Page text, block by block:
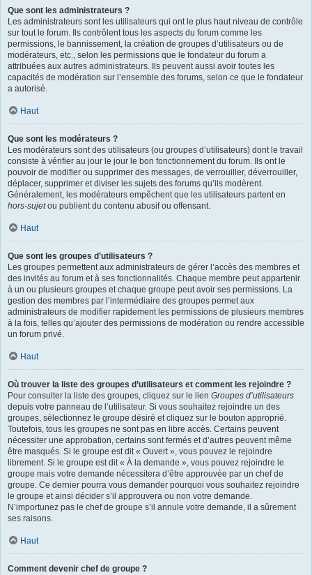
Que sont les administrateurs ?
Les administrateurs sont les utilisateurs qui ont le plus haut niveau de contrôle
sur tout le forum. Ils contrôlent tous les aspects du forum comme les
permissions, le bannissement, la création de groupes d’utilisateurs ou de
modérateurs, etc., selon les permissions que le fondateur du forum a
attribuées aux autres administrateurs. Ils peuvent aussi avoir toutes les
capacités de modération sur l’ensemble des forums, selon ce que le fondateur
a autorisé.
Haut
Que sont les modérateurs ?
Les modérateurs sont des utilisateurs (ou groupes d’utilisateurs) dont le travail
consiste à vérifier au jour le jour le bon fonctionnement du forum. Ils ont le
pouvoir de modifier ou supprimer des messages, de verrouiller, déverrouiller,
déplacer, supprimer et diviser les sujets des forums qu’ils modèrent.
Généralement, les modérateurs empêchent que les utilisateurs partent en
hors-sujetou publient du contenu abusif ou offensant.
Haut
Que sont les groupes d’utilisateurs ?
Les groupes permettent aux administrateurs de gérer l’accès des membres et
des invités au forum et à ses fonctionnalités. Chaque membre peut appartenir
à un ou plusieurs groupes et chaque groupe peut avoir ses permissions. La
gestion des membres par l’intermédiaire des groupes permet aux
administrateurs de modifier rapidement les permissions de plusieurs membres
à la fois, telles qu’ajouter des permissions de modération ou rendre accessible
un forum privé.
Haut
Où trouver la liste des groupes d’utilisateurs et comment les rejoindre ?
Pour consulter la liste des groupes, cliquez sur le lien Groupes d’utilisateurs
depuis votre panneau de l’utilisateur. Si vous souhaitez rejoindre un des
groupes, sélectionnez le groupe désiré et cliquez sur le bouton approprié.
Toutefois, tous les groupes ne sont pas en libre accès. Certains peuvent
nécessiter une approbation, certains sont fermés et d’autres peuvent même
être masqués. Si le groupe est dit « Ouvert », vous pouvez le rejoindre
librement. Si le groupe est dit « À la demande », vous pouvez rejoindre le
groupe mais votre demande nécessitera d’être approuvée par un chef de
groupe. Ce dernier pourra vous demander pourquoi vous souhaitez rejoindre
le groupe et ainsi décider s’il approuvera ou non votre demande.
N’importunez pas le chef de groupe s’il annule votre demande, il a sûrement
ses raisons.
Haut
Comment devenir chef de groupe ?